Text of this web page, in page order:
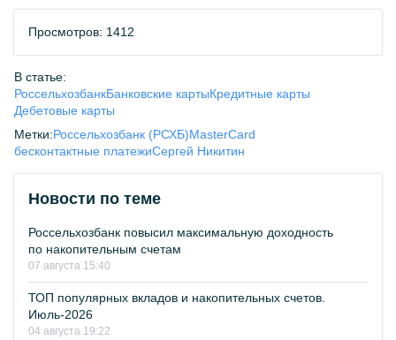
Просмотров: 1412
В статье:
РоссельхозбанкБанковские картыКредитные карты
Дебетовые карты
Метки:Россельхозбанк (РСХБ)MasterCard
бесконтактные платежиСергей Никитин
Новости по теме
Россельхозбанк повысил максимальную доходность
по накопительным счетам
07 августа 15:40
ТОП популярных вкладов и накопительных счетов.
Июль-2026
04 августа 19:22